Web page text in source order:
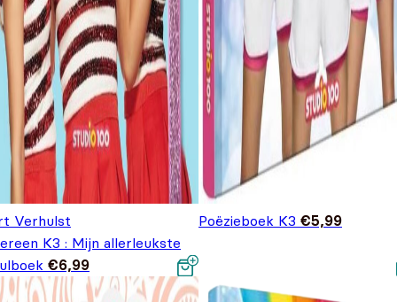
Verhulst
K3 : Mijn allerleukste
€6,99
Poëzieboek K3 €5,99